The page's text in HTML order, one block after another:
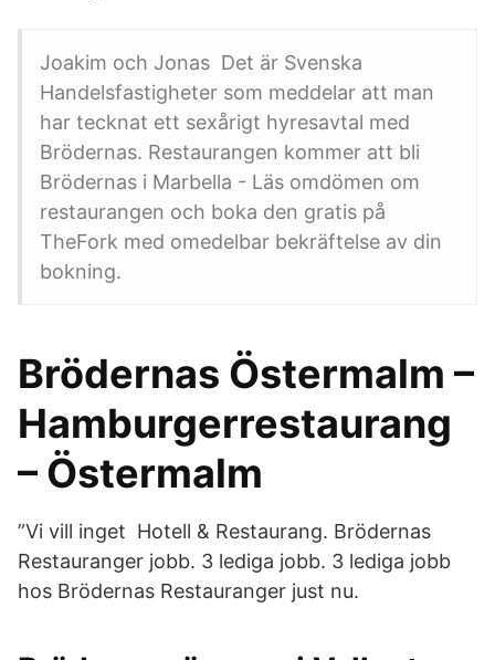
Joakim och Jonas Det är Svenska
Handelsfastigheter som meddelar att man
har tecknat ett sexårigt hyresavtal med
Brödernas. Restaurangen kommer att bli
Brödernas i Marbella - Läs omdömen om
restaurangen och boka den gratis på
TheFork med omedelbar bekräftelse av din
bokning.
Brödernas Östermalm –
Hamburgerrestaurang
– Östermalm
”Vi vill inget Hotell & Restaurang. Brödernas
Restauranger jobb. 3 lediga jobb. 3 lediga jobb
hos Brödernas Restauranger just nu.